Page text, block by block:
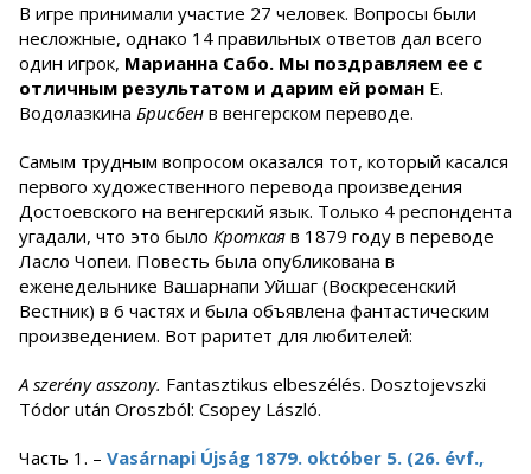
В игре принимали участие 27 человек. Вопросы были
несложные, однако 14 правильных ответов дал всего
один игрок, Марианна Сабо. Мы поздравляем ее с
отличным результатом и дарим ей роман Е.
Водолазкина Брисбен в венгерском переводе.
Самым трудным вопросом оказался тот, который касался
первого художественного перевода произведения
Достоевского на венгерский язык. Только 4 респондента
угадали, что это было Кроткая в 1879 году в переводе
Ласло Чопеи. Повесть была опубликована в
еженедельнике Вашарнапи Уйшаг (Воскресенский
Вестник) в 6 частях и была объявлена фантастическим
произведением. Вот раритет для любителей:
A szerény asszony. Fantasztikus elbeszélés. Dosztojevszki
Tódor után Oroszból: Csopey László.
Часть 1. – Vasárnapi Újság 1879. október 5. (26. évf.,